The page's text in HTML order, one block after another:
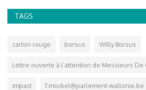
TAGS
carton rouge borsus Willy Borsus
Lettre ouverte à l’attention de Messieurs De
impact f.mockel@parlement-wallonie.be